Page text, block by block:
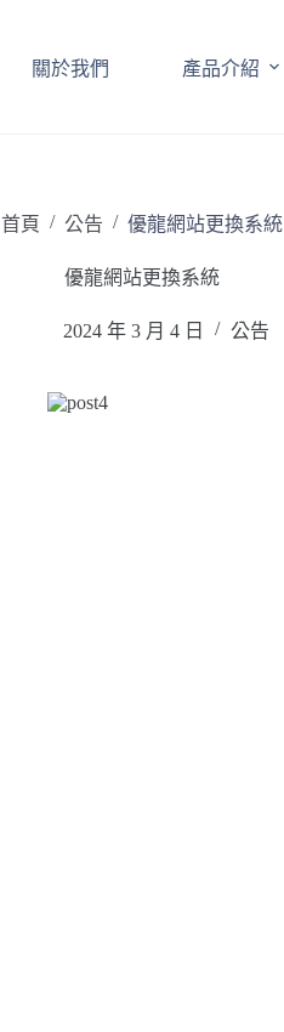
關於我們 產品介紹
首頁 / 公告 / 優龍網站更換系統
優龍網站更換系統
2024 年 3 月 4 日 公告